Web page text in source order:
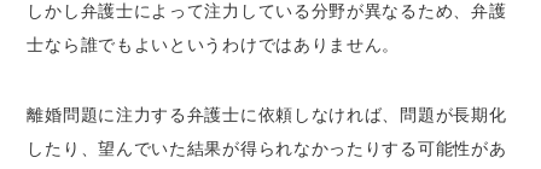
8.無料相談に対応した事務所である
9.オンライン対面にも対応している
しかし弁護士によって注力している分野が異なるため、弁護
士なら誰でもよいというわけではありません。
離婚問題に注力する弁護士に依頼しなければ、問題が長期化
したり、望んでいた結果が得られなかったりする可能性があ